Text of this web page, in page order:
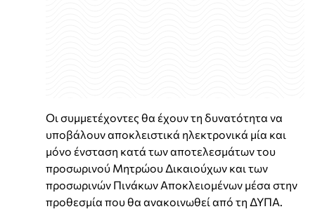
Οι συμμετέχοντες θα έχουν τη δυνατότητα να
υποβάλουν αποκλειστικά ηλεκτρονικά μία και
μόνο ένσταση κατά των αποτελεσμάτων του
προσωρινού Μητρώου Δικαιούχων και των
προσωρινών Πινάκων Αποκλειομένων μέσα στην
προθεσμία που θα ανακοινωθεί από τη ΔΥΠΑ.